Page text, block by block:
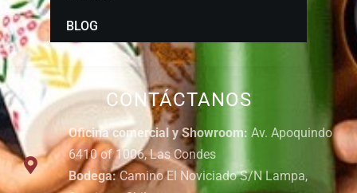
CONTÁCTANOS
Oficina comercial y Showroom: Av. Apoquindo
6410 of 1006, Las Condes
Bodega:Camino El Noviciado S/N Lampa,
BLOG